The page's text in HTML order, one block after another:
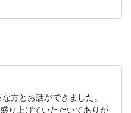
方とお話ができました。
り上げていただいてありが